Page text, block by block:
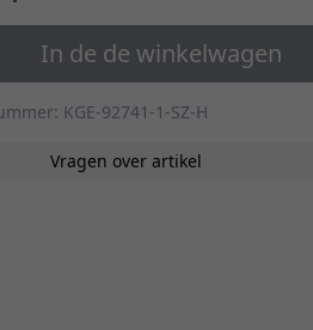
In de de winkelwagen
KGE-92741-1-SZ-H
Vragen over artikel